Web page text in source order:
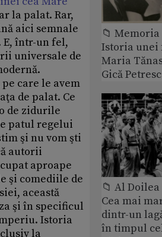
la palat. Rar,
aici semnale
într-un fel,
universale de
care le avem
de palat. Ce
de zidurile
patul regelui
şi nu vom şti
autorii
aproape
şi comediile de
această
şi în specificul
Istoria
la
📁
Istoria
Maria
Gică
📁 Al
Cea mai
dintr-un
în timpul